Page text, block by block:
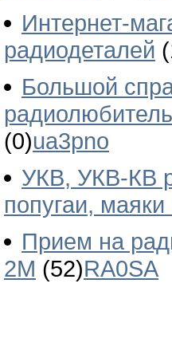
Интернет-
радиодеталей
Большой
(0)ua3pno
УКВ, УКВ-КВ
попугаи,
Прием на
2М (52)RA0SA